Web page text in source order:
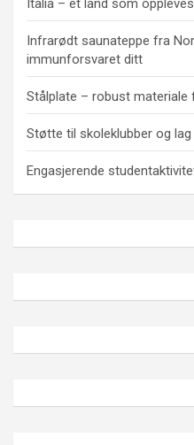
Italia – et land som
Infrarødt saunateppe fra
immunforsvaret ditt
Stålplate – robust materiale
Støtte til skoleklubber og
Engasjerende